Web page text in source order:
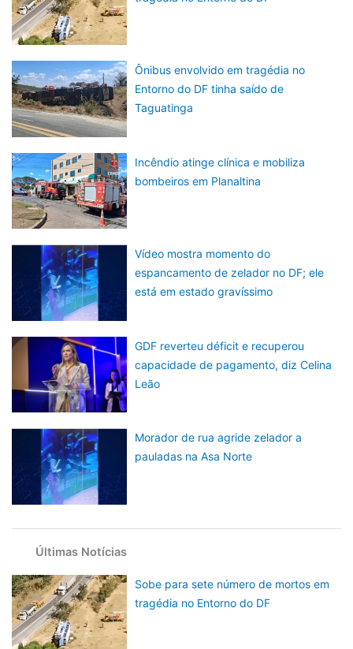
Ônibus envolvido em tragédia no
Entorno do DF tinha saído de
Taguatinga
Incêndio atinge clínica e mobiliza
bombeiros em Planaltina
Vídeo mostra momento do
espancamento de zelador no DF; ele
está em estado gravíssimo
GDF reverteu déficit e recuperou
capacidade de pagamento, diz Celina
Leão
Morador de rua agride zelador a
pauladas na Asa Norte
Últimas Notícias
Sobe para sete número de mortos em
tragédia no Entorno do DF